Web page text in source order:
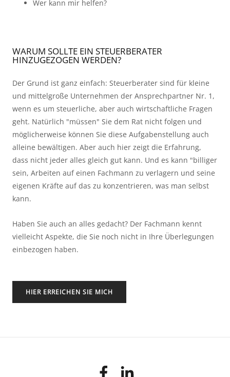
Wer kann mir helfen?
WARUM SOLLTE EIN STEUERBERATER
HINZUGEZOGEN WERDEN?
Der Grund ist ganz einfach: Steuerberater sind für kleine
und mittelgroße Unternehmen der Ansprechpartner Nr. 1,
wenn es um steuerliche, aber auch wirtschaftliche Fragen
geht. Natürlich "müssen" Sie dem Rat nicht folgen und
möglicherweise können Sie diese Aufgabenstellung auch
alleine bewältigen. Aber auch hier zeigt die Erfahrung,
dass nicht jeder alles gleich gut kann. Und es kann "billiger
sein, Arbeiten auf einen Fachmann zu verlagern und seine
eigenen Kräfte auf das zu konzentrieren, was man selbst
kann.
Haben Sie auch an alles gedacht? Der Fachmann kennt
vielleicht Aspekte, die Sie noch nicht in Ihre Überlegungen
einbezogen haben.
HIER ERREICHEN SIE MICH